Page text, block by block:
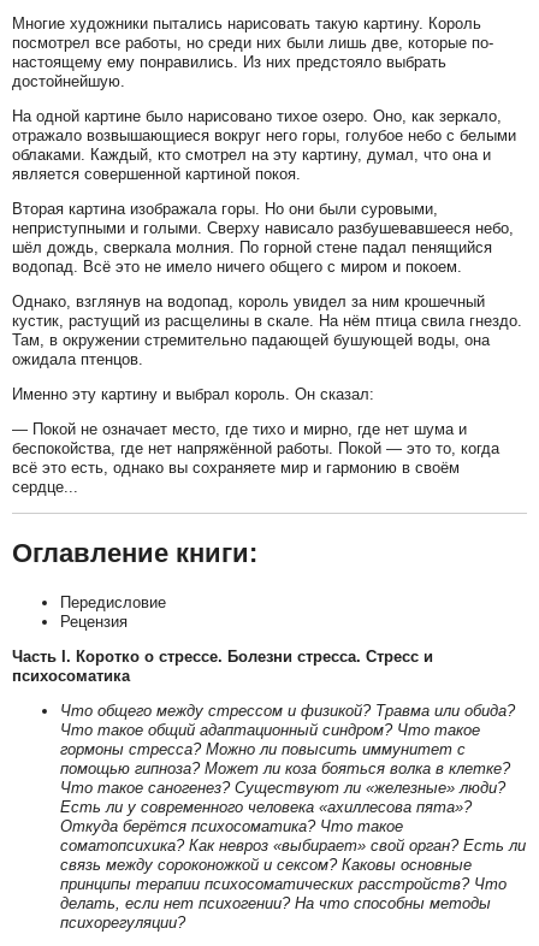
Многие художники пытались нарисовать такую картину. Король
посмотрел все работы, но среди них были лишь две, которые по-
настоящему ему понравились. Из них предстояло выбрать
достойнейшую.
На одной картине было нарисовано тихое озеро. Оно, как зеркало,
отражало возвышающиеся вокруг него горы, голубое небо с белыми
облаками. Каждый, кто смотрел на эту картину, думал, что она и
является совершенной картиной покоя.
Вторая картина изображала горы. Но они были суровыми,
неприступными и голыми. Сверху нависало разбушевавшееся небо,
шёл дождь, сверкала молния. По горной стене падал пенящийся
водопад. Всё это не имело ничего общего с миром и покоем.
Однако, взглянув на водопад, король увидел за ним крошечный
кустик, растущий из расщелины в скале. На нём птица свила гнездо.
Там, в окружении стремительно падающей бушующей воды, она
ожидала птенцов.
Именно эту картину и выбрал король. Он сказал:
— Покой не означает место, где тихо и мирно, где нет шума и
беспокойства, где нет напряжённой работы. Покой — это то, когда
всё это есть, однако вы сохраняете мир и гармонию в своём
сердце...
Оглавление книги:
Передисловие
Рецензия
Часть I. Коротко о стрессе. Болезни стресса. Стресс и
психосоматика
Что общего между стрессом и физикой? Травма или обида?
Что такое общий адаптационный синдром? Что такое
гормоны стресса? Можно ли повысить иммунитет с
помощью гипноза? Может ли коза бояться волка в клетке?
Что такое саногенез? Существуют ли «железные» люди?
Есть ли у современного человека «ахиллесова пята»?
Откуда берётся психосоматика? Что такое
соматопсихика? Как невроз «выбирает» свой орган? Есть ли
связь между сороконожкой и сексом? Каковы основные
принципы терапии психосоматических расстройств? Что
делать, если нет психогении? На что способны методы
психорегуляции?